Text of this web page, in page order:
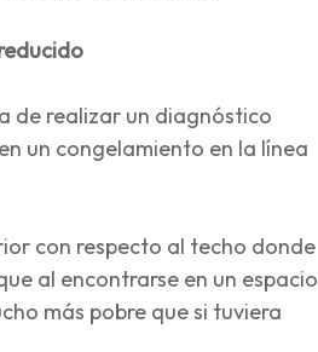
de realizar un diagnóstico
un congelamiento en la línea
con respecto al techo donde
al encontrarse en un espacio
más pobre que si tuviera